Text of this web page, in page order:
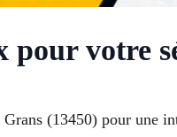
votre
(13450) pour une